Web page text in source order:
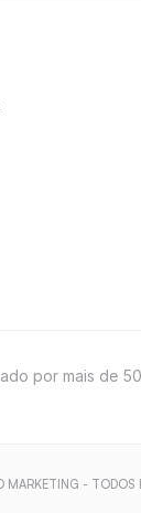
por mais de
- TODOS